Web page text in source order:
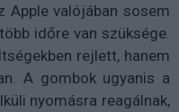
valójában sosem
időre van szüksége.
rejlett, hanem
A gombok ugyanis a
nyomásra reagálnak,